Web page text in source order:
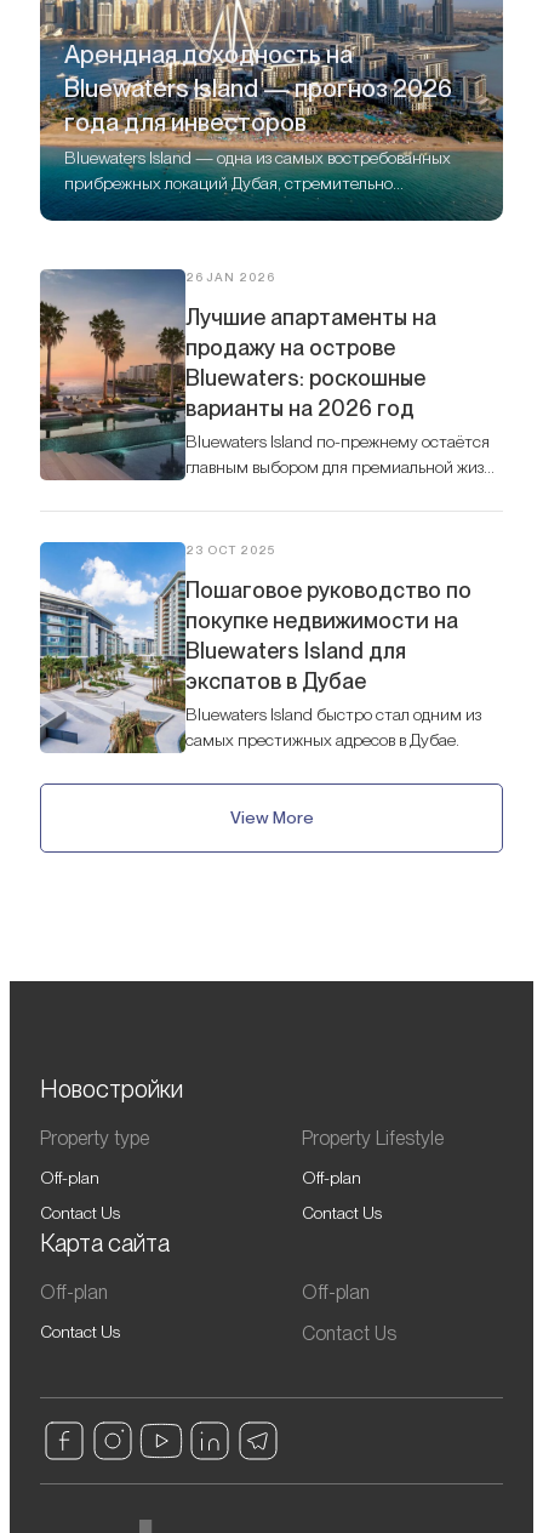
Арендная доходность на
Bluewaters Island — прогноз 2026
года для инвесторов
Bluewaters Island — одна из самых востребованных
прибрежных локаций Дубая, стремительно
получившая статус точки притяжения для инвесторов
26 JAN 2026
Лучшие апартаменты на
продажу на острове
Bluewaters: роскошные
варианты на 2026 год
Bluewaters Island по-прежнему остаётся
главным выбором для премиальной жизни
инфраструктура мирового класса и
прямой доступ к JBR и Dubai Marina
роскошного образа жизни.
23 OCT 2025
Пошаговое руководство по
покупке недвижимости на
Bluewaters Island для
экспатов в Дубае
Bluewaters Island быстро стал одним из
самых престижных адресов в Дубае.
View More
Новостройки
Property type
Off-plan
Contact Us
Property Lifestyle
Off-plan
Contact Us
Карта сайта
Off-plan
Contact Us
Off-plan
Contact Us